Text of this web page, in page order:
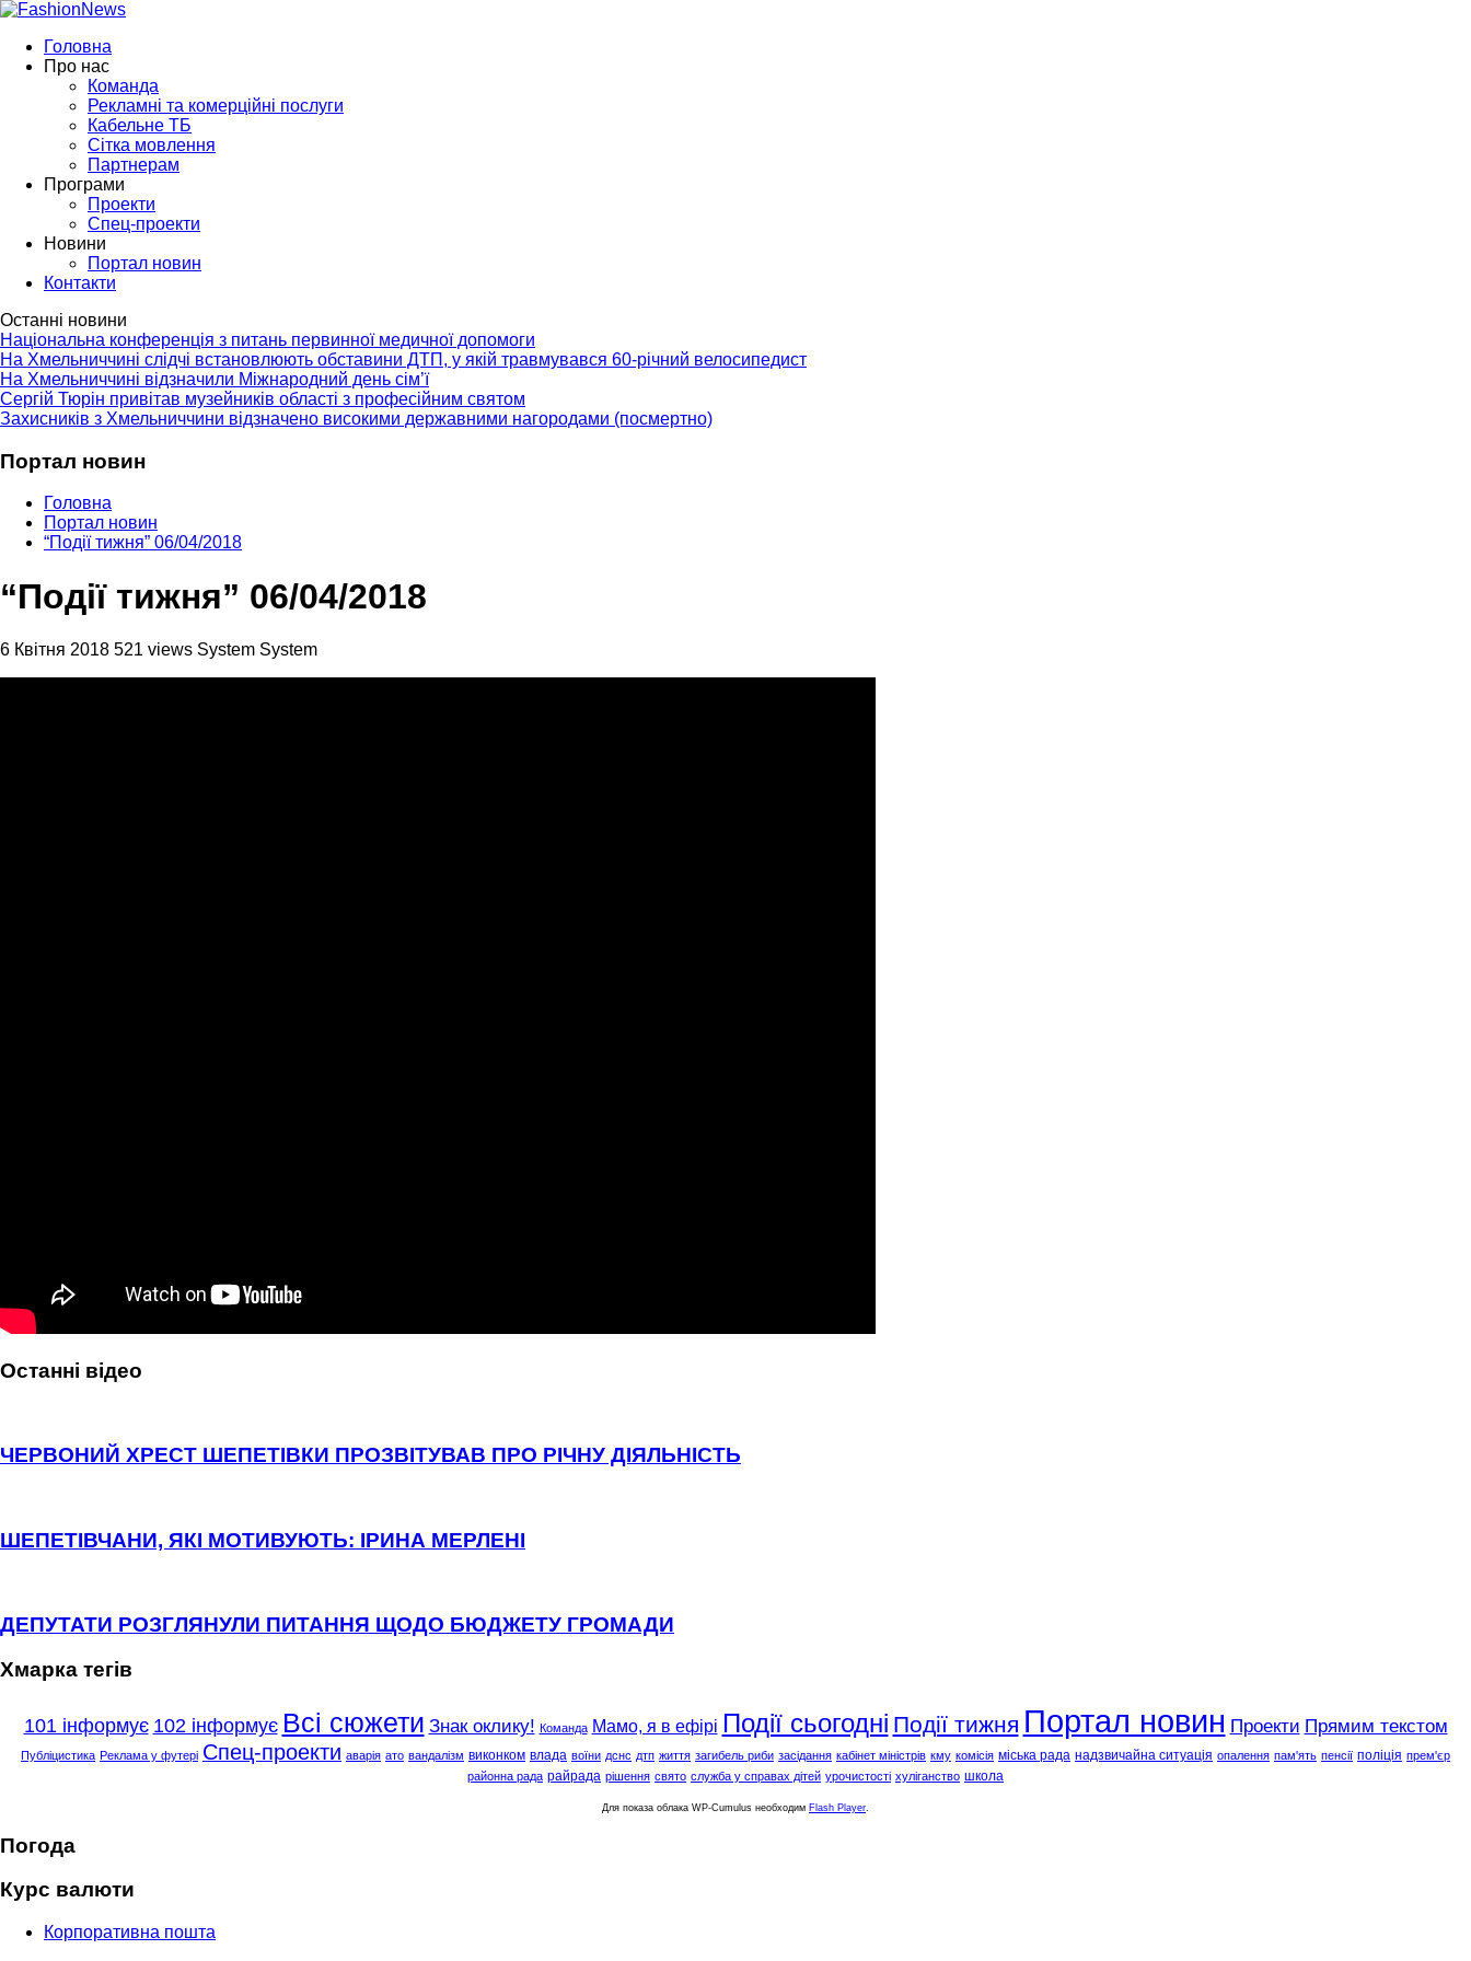
Головна
Про нас
Команда
Рекламні та комерційні послуги
Кабельне ТБ
Сітка мовлення
Партнерам
Програми
Проекти
Спец-проекти
Новини
Портал новин
Контакти
Останні новини
Національна конференція з питань первинної медичної допомоги
На Хмельниччині слідчі встановлюють обставини ДТП, у якій травмувався 60-річний велосипедист
На Хмельниччині відзначили Міжнародний день сім’ї
Сергій Тюрін привітав музейників області з професійним святом
Захисників з Хмельниччини відзначено високими державними нагородами (посмертно)
Портал новин
Головна
Портал новин
“Події тижня” 06/04/2018
“Події тижня” 06/04/2018
6 Квітня 2018 521 views System System
Останні відео
ЧЕРВОНИЙ ХРЕСТ ШЕПЕТІВКИ ПРОЗВІТУВАВ ПРО РІЧНУ ДІЯЛЬНІСТЬ
ШЕПЕТІВЧАНИ, ЯКІ МОТИВУЮТЬ: ІРИНА МЕРЛЕНІ
ДЕПУТАТИ РОЗГЛЯНУЛИ ПИТАННЯ ЩОДО БЮДЖЕТУ ГРОМАДИ
Хмарка тегів
101 інформує 102 інформує Всі сюжети Знак оклику! Команда Мамо, я в ефірі Події сьогодні Події тижня Портал новин Проекти Прямим текстом
Публіцистика Реклама у футері Спец-проекти аварія ато вандалізм виконком влада воїни дснс дтп життя загибель риби засідання кабінет міністрів кму комісія міська рада надзвичайна ситуація опалення пам'ять пенсії поліція прем'єр
районна рада райрада рішення свято служба у справах дітей урочистості хуліганство школа
Для показа облака WP-Cumulus необходим Flash Player
Погода
Курс валюти
Корпоративна пошта